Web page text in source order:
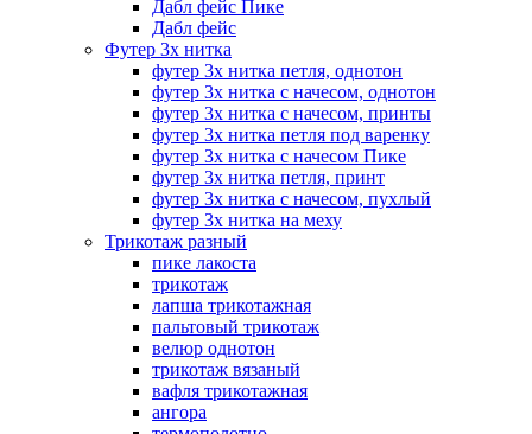
Дабл фейс Пике
Дабл фейс
Футер 3х нитка
футер 3х нитка петля, однотон
футер 3х нитка с начесом, однотон
футер 3х нитка с начесом, принты
футер 3х нитка петля под варенку
футер 3х нитка с начесом Пике
футер 3х нитка петля, принт
футер 3х нитка с начесом, пухлый
футер 3х нитка на меху
Трикотаж разный
пике лакоста
трикотаж
лапша трикотажная
пальтовый трикотаж
велюр однотон
трикотаж вязаный
вафля трикотажная
ангора